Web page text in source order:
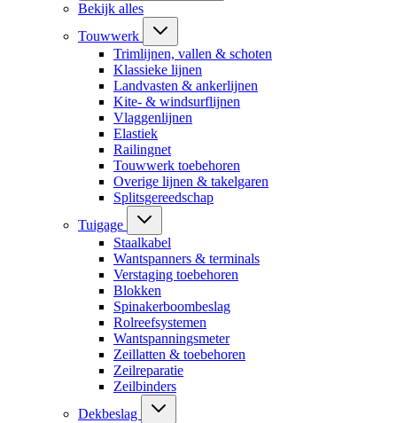
Bekijk alles
Touwwerk
Trimlijnen, vallen & schoten
Klassieke lijnen
Landvasten & ankerlijnen
Kite- & windsurflijnen
Vlaggenlijnen
Elastiek
Railingnet
Touwwerk toebehoren
Overige lijnen & takelgaren
Splitsgereedschap
Tuigage
Staalkabel
Wantspanners & terminals
Verstaging toebehoren
Blokken
Spinakerboombeslag
Rolreefsystemen
Wantspanningsmeter
Zeillatten & toebehoren
Zeilreparatie
Zeilbinders
Dekbeslag